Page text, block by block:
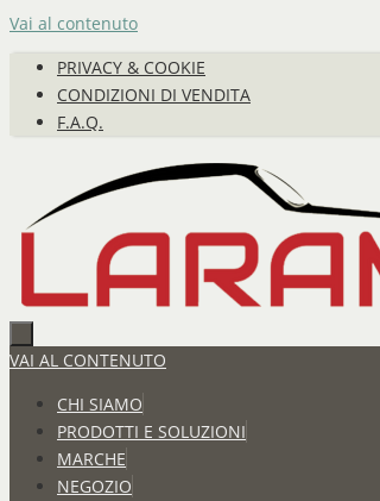
Vai al contenuto
PRIVACY & COOKIE
CONDIZIONI DI VENDITA
F.A.Q.
VAI AL CONTENUTO
CHI SIAMO
PRODOTTI E SOLUZIONI
MARCHE
NEGOZIO